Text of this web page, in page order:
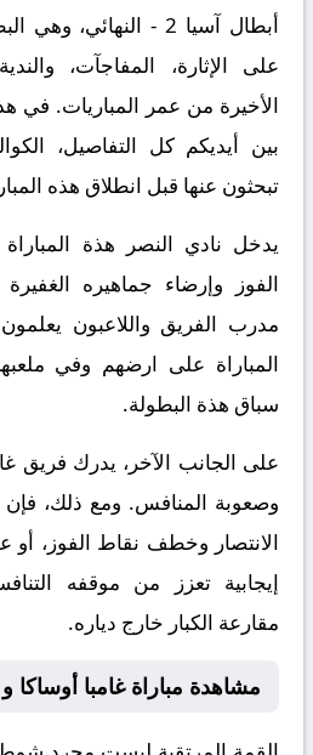
أبطال آسيا 2 - النهائي،
على الإثارة، المفاجآت،
الأخيرة من عمر المباريات. في
بين أيديكم كل التفاصيل،
تبحثون عنها قبل انطلاق هذه
يدخل نادي النصر هذة
الفوز وإرضاء جماهيره
مدرب الفريق واللاعبون
المباراة على ارضهم وفي
سباق هذة البطولة.
على الجانب الآخر، يدرك فريق
وصعوبة المنافس. ومع ذلك، فإن
الانتصار وخطف نقاط الفوز، أو
إيجابية تعزز من موقفه
مقارعة الكبار خارج دياره.
مشاهدة مباراة غامبا أوساكا و